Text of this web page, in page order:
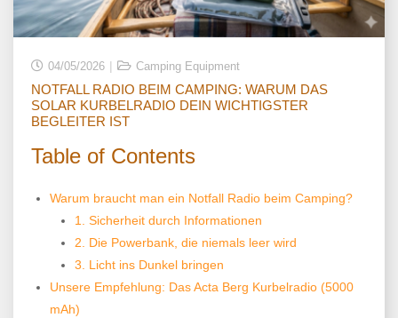
04/05/2026 Camping Equipment
NOTFALL RADIO BEIM CAMPING: WARUM DAS
SOLAR KURBELRADIO DEIN WICHTIGSTER
BEGLEITER IST
Table of Contents
Warum braucht man ein Notfall Radio beim Camping?
1. Sicherheit durch Informationen
2. Die Powerbank, die niemals leer wird
3. Licht ins Dunkel bringen
Unsere Empfehlung: Das Acta Berg Kurbelradio (5000
mAh)